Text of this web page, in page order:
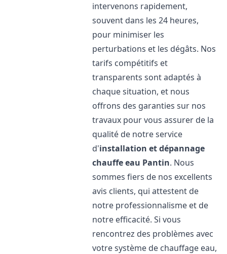
intervenons rapidement,
souvent dans les 24 heures,
pour minimiser les
perturbations et les dégâts. Nos
tarifs compétitifs et
transparents sont adaptés à
chaque situation, et nous
offrons des garanties sur nos
travaux pour vous assurer de la
qualité de notre service
d'installation et dépannage
chauffe eau Pantin. Nous
sommes fiers de nos excellents
avis clients, qui attestent de
notre professionnalisme et de
notre efficacité. Si vous
rencontrez des problèmes avec
votre système de chauffage eau,